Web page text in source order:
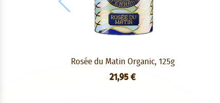
Rosée du Matin Organic, 125g
21,95 €